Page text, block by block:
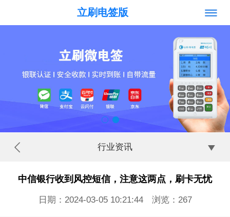
立刷电签版
行业资讯
中信银行收到风控短信，注意这两点，刷卡无忧
日期：2024-03-05 10:21:44 浏览： 267